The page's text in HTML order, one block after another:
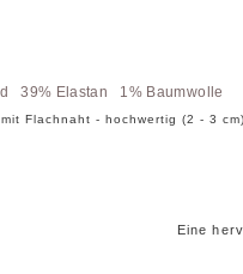
39% Elastan 1% Baumwolle
Flachnaht - hochwertig (2 - 3
Eine